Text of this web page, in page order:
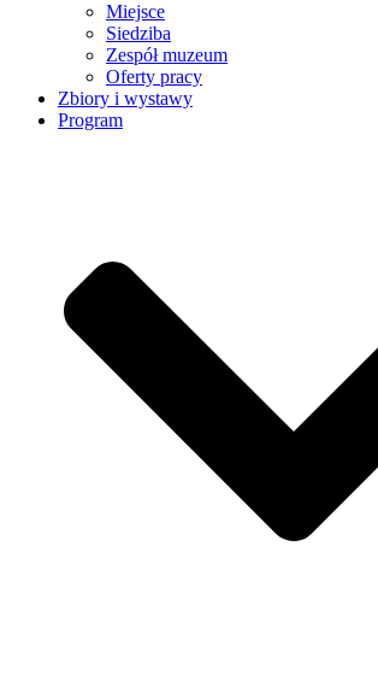
Miejsce
Siedziba
Zespół muzeum
Oferty pracy
Zbiory i wystawy
Program